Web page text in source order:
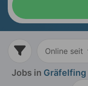
Online seit
Jobs in Gräfelfing